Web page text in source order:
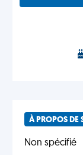
À PROPOS DE
Non spécifié